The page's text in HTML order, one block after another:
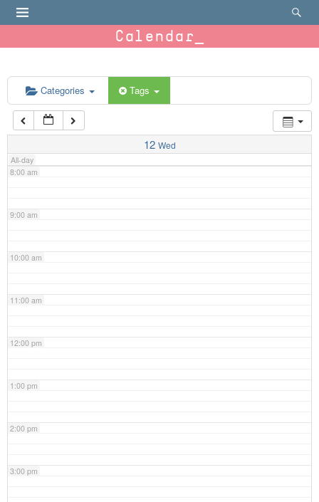
Calendar
Categories Tags
12 Wed
All-day
6:00 am
7:00 am
8:00 am
9:00 am
10:00 am
11:00 am
12:00 pm
1:00 pm
2:00 pm
3:00 pm